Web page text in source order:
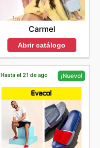
Carmel
Abrir catálogo
Hasta el 21 de ago ¡Nuevo!